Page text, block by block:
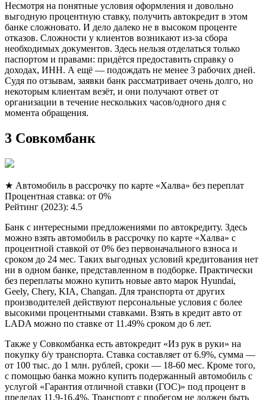
Несмотря на понятные условия оформления и довольно
выгодную процентную ставку, получить автокредит в этом
банке сложновато. И дело далеко не в высоком проценте
отказов. Сложности у клиентов возникают из-за сбора
необходимых документов. Здесь нельзя отделаться только
паспортом и правами: придётся предоставить справку о
доходах, ИНН. А ещё — подождать не менее 3 рабочих дней.
Судя по отзывам, заявки банк рассматривает очень долго, но
некоторым клиентам везёт, и они получают ответ от
организации в течение нескольких часов/одного дня с
момента обращения.
3 Совкомбанк
★ Автомобиль в рассрочку по карте «Халва» без переплат
Процентная ставка: от 0%
Рейтинг (2023): 4.5
Банк с интересными предложениями по автокредиту. Здесь
можно взять автомобиль в рассрочку по карте «Халва» с
процентной ставкой от 0% без первоначального взноса и
сроком до 24 мес. Таких выгодных условий кредитования нет
ни в одном банке, представленном в подборке. Практически
без переплаты можно купить новые авто марок Hyundai,
Geely, Chery, KIA, Changan. Для транспорта от других
производителей действуют персональные условия с более
высокими процентными ставками. Взять в кредит авто от
LADA можно по ставке от 11.49% сроком до 6 лет.
Также у Совкомбанка есть автокредит «Из рук в руки» на
покупку б/у транспорта. Ставка составляет от 6.9%, сумма —
от 100 тыс. до 1 млн. рублей, сроки — 18-60 мес. Кроме того,
с помощью банка можно купить подержанный автомобиль с
услугой «Гарантия отличной ставки (ГОС)» под процент в
пределах 11.9-16.4%. Транспорт с пробегом не должен быть